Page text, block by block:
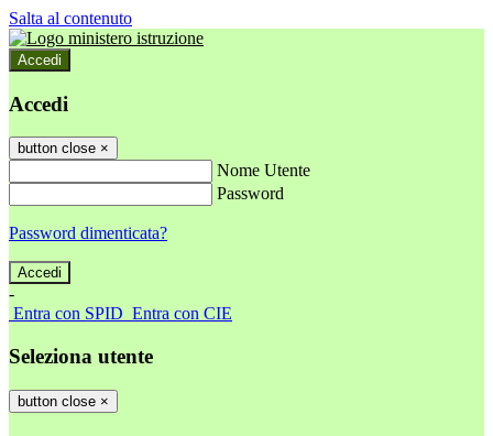
Salta al contenuto
Accedi
Accedi
button close ×
Nome Utente
Password
Password dimenticata?
-
Entra con SPID Entra con CIE
Seleziona utente
button close ×